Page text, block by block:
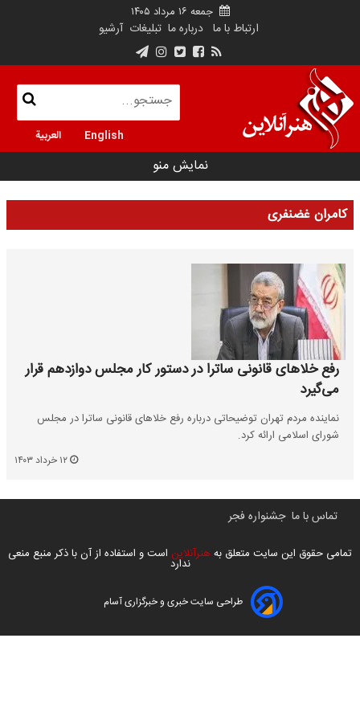
جمعه ۱۶ مرداد ۱۴۰۵
ارتباط با ما درباره ما تبلیغات آرشیو
English العربية
نمایش منو
کامران غضنفری
رفع خلاهای قانونی ساترا در دستور کار مجلس دوازدهم قرار
می‌گیرد
نماینده مردم تهران توضیحاتی درباره رفع خلاهای قانونی ساترا در مجلس
شورای اسلامی ارائه کرد.
تماس با ما جشنواره فجر
تمامی حقوق این سایت متعلق به هنرآنلاین است و استفاده از آن با ذکر منبع منعی
ندارد
طراحی سایت خبری و خبرگزاری آسام